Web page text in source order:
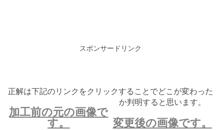
スポンサードリンク
正解は下記のリンクをクリックすることでどこが変わった
か判明すると思います。
加工前の元の画像で
す。
変更後の画像です。